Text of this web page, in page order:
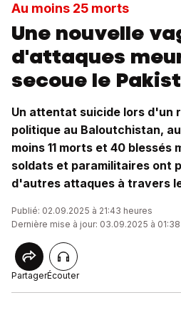
Au moins 25 morts
Une nouvelle
d'attaques
secoue le
Un attentat suicide lors d'un
politique au Baloutchistan,
moins 11 morts et 40 blessés
soldats et paramilitaires ont
d'autres attaques à travers
Publié: 02.09.2025 à 21:43 heures
Dernière mise à jour: 03.09.2025 à
PartagerÉcouter